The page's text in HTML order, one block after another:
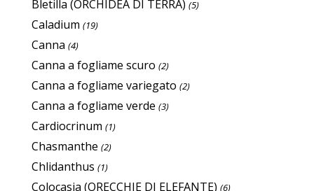
Bletilla (ORCHIDEA DI TERRA) (5)
Caladium (19)
Canna (4)
Canna a fogliame scuro (2)
Canna a fogliame variegato (2)
Canna a fogliame verde (3)
Cardiocrinum (1)
Chasmanthe (2)
Chlidanthus (1)
Colocasia (ORECCHIE DI ELEFANTE) (6)